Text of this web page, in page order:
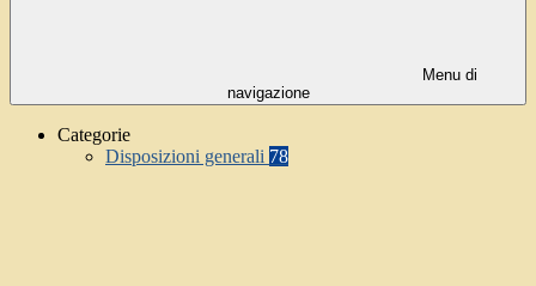
Menu di
navigazione
Categorie
Disposizioni generali 78